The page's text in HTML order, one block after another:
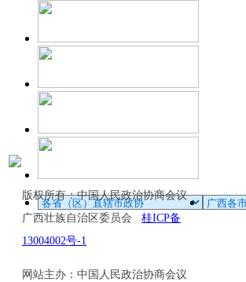
版权所有：中国人民政治协商会议
广西壮族自治区委员会 桂ICP备
13004002号-1
网站主办：中国人民政治协商会议